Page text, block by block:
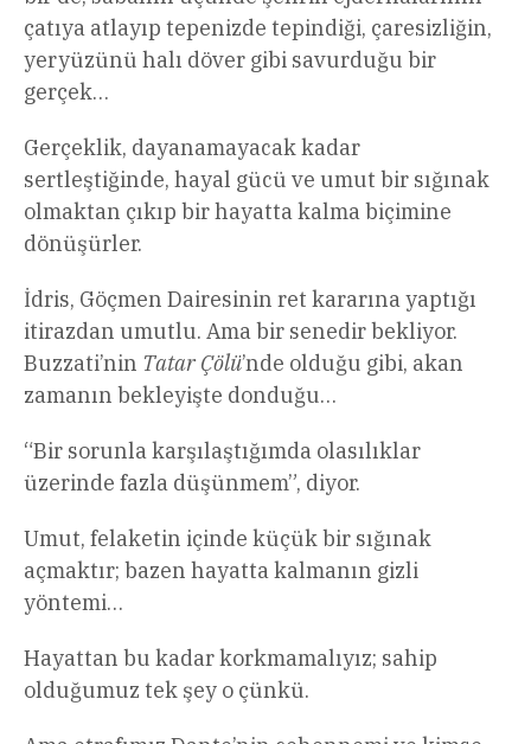
çatıya atlayıp tepenizde tepindiği, çaresizliğin,
yeryüzünü halı döver gibi savurduğu bir
gerçek…
Gerçeklik, dayanamayacak kadar
sertleştiğinde, hayal gücü ve umut bir sığınak
olmaktan çıkıp bir hayatta kalma biçimine
dönüşürler.
İdris, Göçmen Dairesinin ret kararına yaptığı
itirazdan umutlu. Ama bir senedir bekliyor.
Buzzati’nin Tatar Çölü’nde olduğu gibi, akan
zamanın bekleyişte donduğu…
“Bir sorunla karşılaştığımda olasılıklar
üzerinde fazla düşünmem”, diyor.
Umut, felaketin içinde küçük bir sığınak
açmaktır; bazen hayatta kalmanın gizli
yöntemi…
Hayattan bu kadar korkmamalıyız; sahip
olduğumuz tek şey o çünkü.